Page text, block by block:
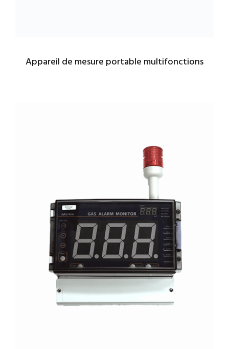
Appareil de mesure portable multifonctions